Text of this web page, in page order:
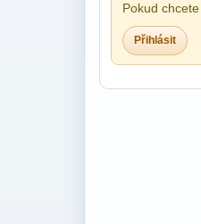
Pokud
Přihlásit